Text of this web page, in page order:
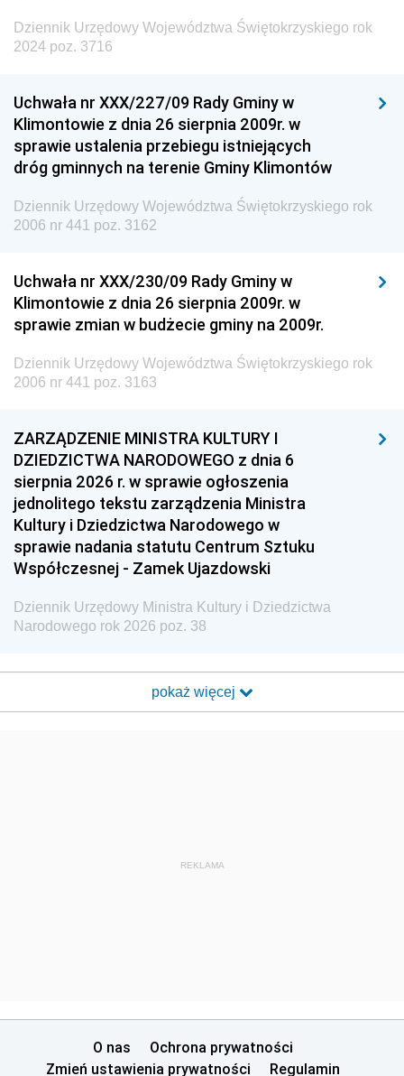
Dziennik Urzędowy Województwa Świętokrzyskiego rok
2024 poz. 3716
Uchwała nr XXX/227/09 Rady Gminy w
Klimontowie z dnia 26 sierpnia 2009r. w
sprawie ustalenia przebiegu istniejących
dróg gminnych na terenie Gminy Klimontów
Dziennik Urzędowy Województwa Świętokrzyskiego rok
2006 nr 441 poz. 3162
Uchwała nr XXX/230/09 Rady Gminy w
Klimontowie z dnia 26 sierpnia 2009r. w
sprawie zmian w budżecie gminy na 2009r.
Dziennik Urzędowy Województwa Świętokrzyskiego rok
2006 nr 441 poz. 3163
ZARZĄDZENIE MINISTRA KULTURY I
DZIEDZICTWA NARODOWEGO z dnia 6
sierpnia 2026 r. w sprawie ogłoszenia
jednolitego tekstu zarządzenia Ministra
Kultury i Dziedzictwa Narodowego w
sprawie nadania statutu Centrum Sztuku
Współczesnej - Zamek Ujazdowski
Dziennik Urzędowy Ministra Kultury i Dziedzictwa
Narodowego rok 2026 poz. 38
pokaż więcej
REKLAMA
O nas
Ochrona prywatności
Zmień ustawienia prywatności
Regulamin